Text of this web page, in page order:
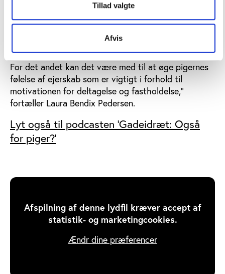
Tillad valgte
Afvis
medskabere af faciliteter og aktiviteter:
idrætsfaciliteten også afspejler pigers ønsker og
behov, så den opleves som relevant og meningsfuld.
For det andet kan det være med til at øge pigernes
følelse af ejerskab som er vigtigt i forhold til
motivationen for deltagelse og fastholdelse,”
fortæller Laura Bendix Pedersen.
Lyt også til podcasten 'Gadeidræt: Også
for piger?'
Afspilning af denne lydfil kræver accept af
statistik- og marketingcookies.
Ændr dine præferencer